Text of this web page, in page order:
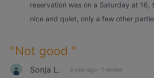
reservation was on a Saturday at 16,
nice and quiet, only a few other
"Not good "
Sonja L. a year ago · 1 review